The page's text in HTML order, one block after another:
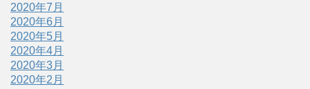
2020年7月
2020年6月
2020年5月
2020年4月
2020年3月
2020年2月